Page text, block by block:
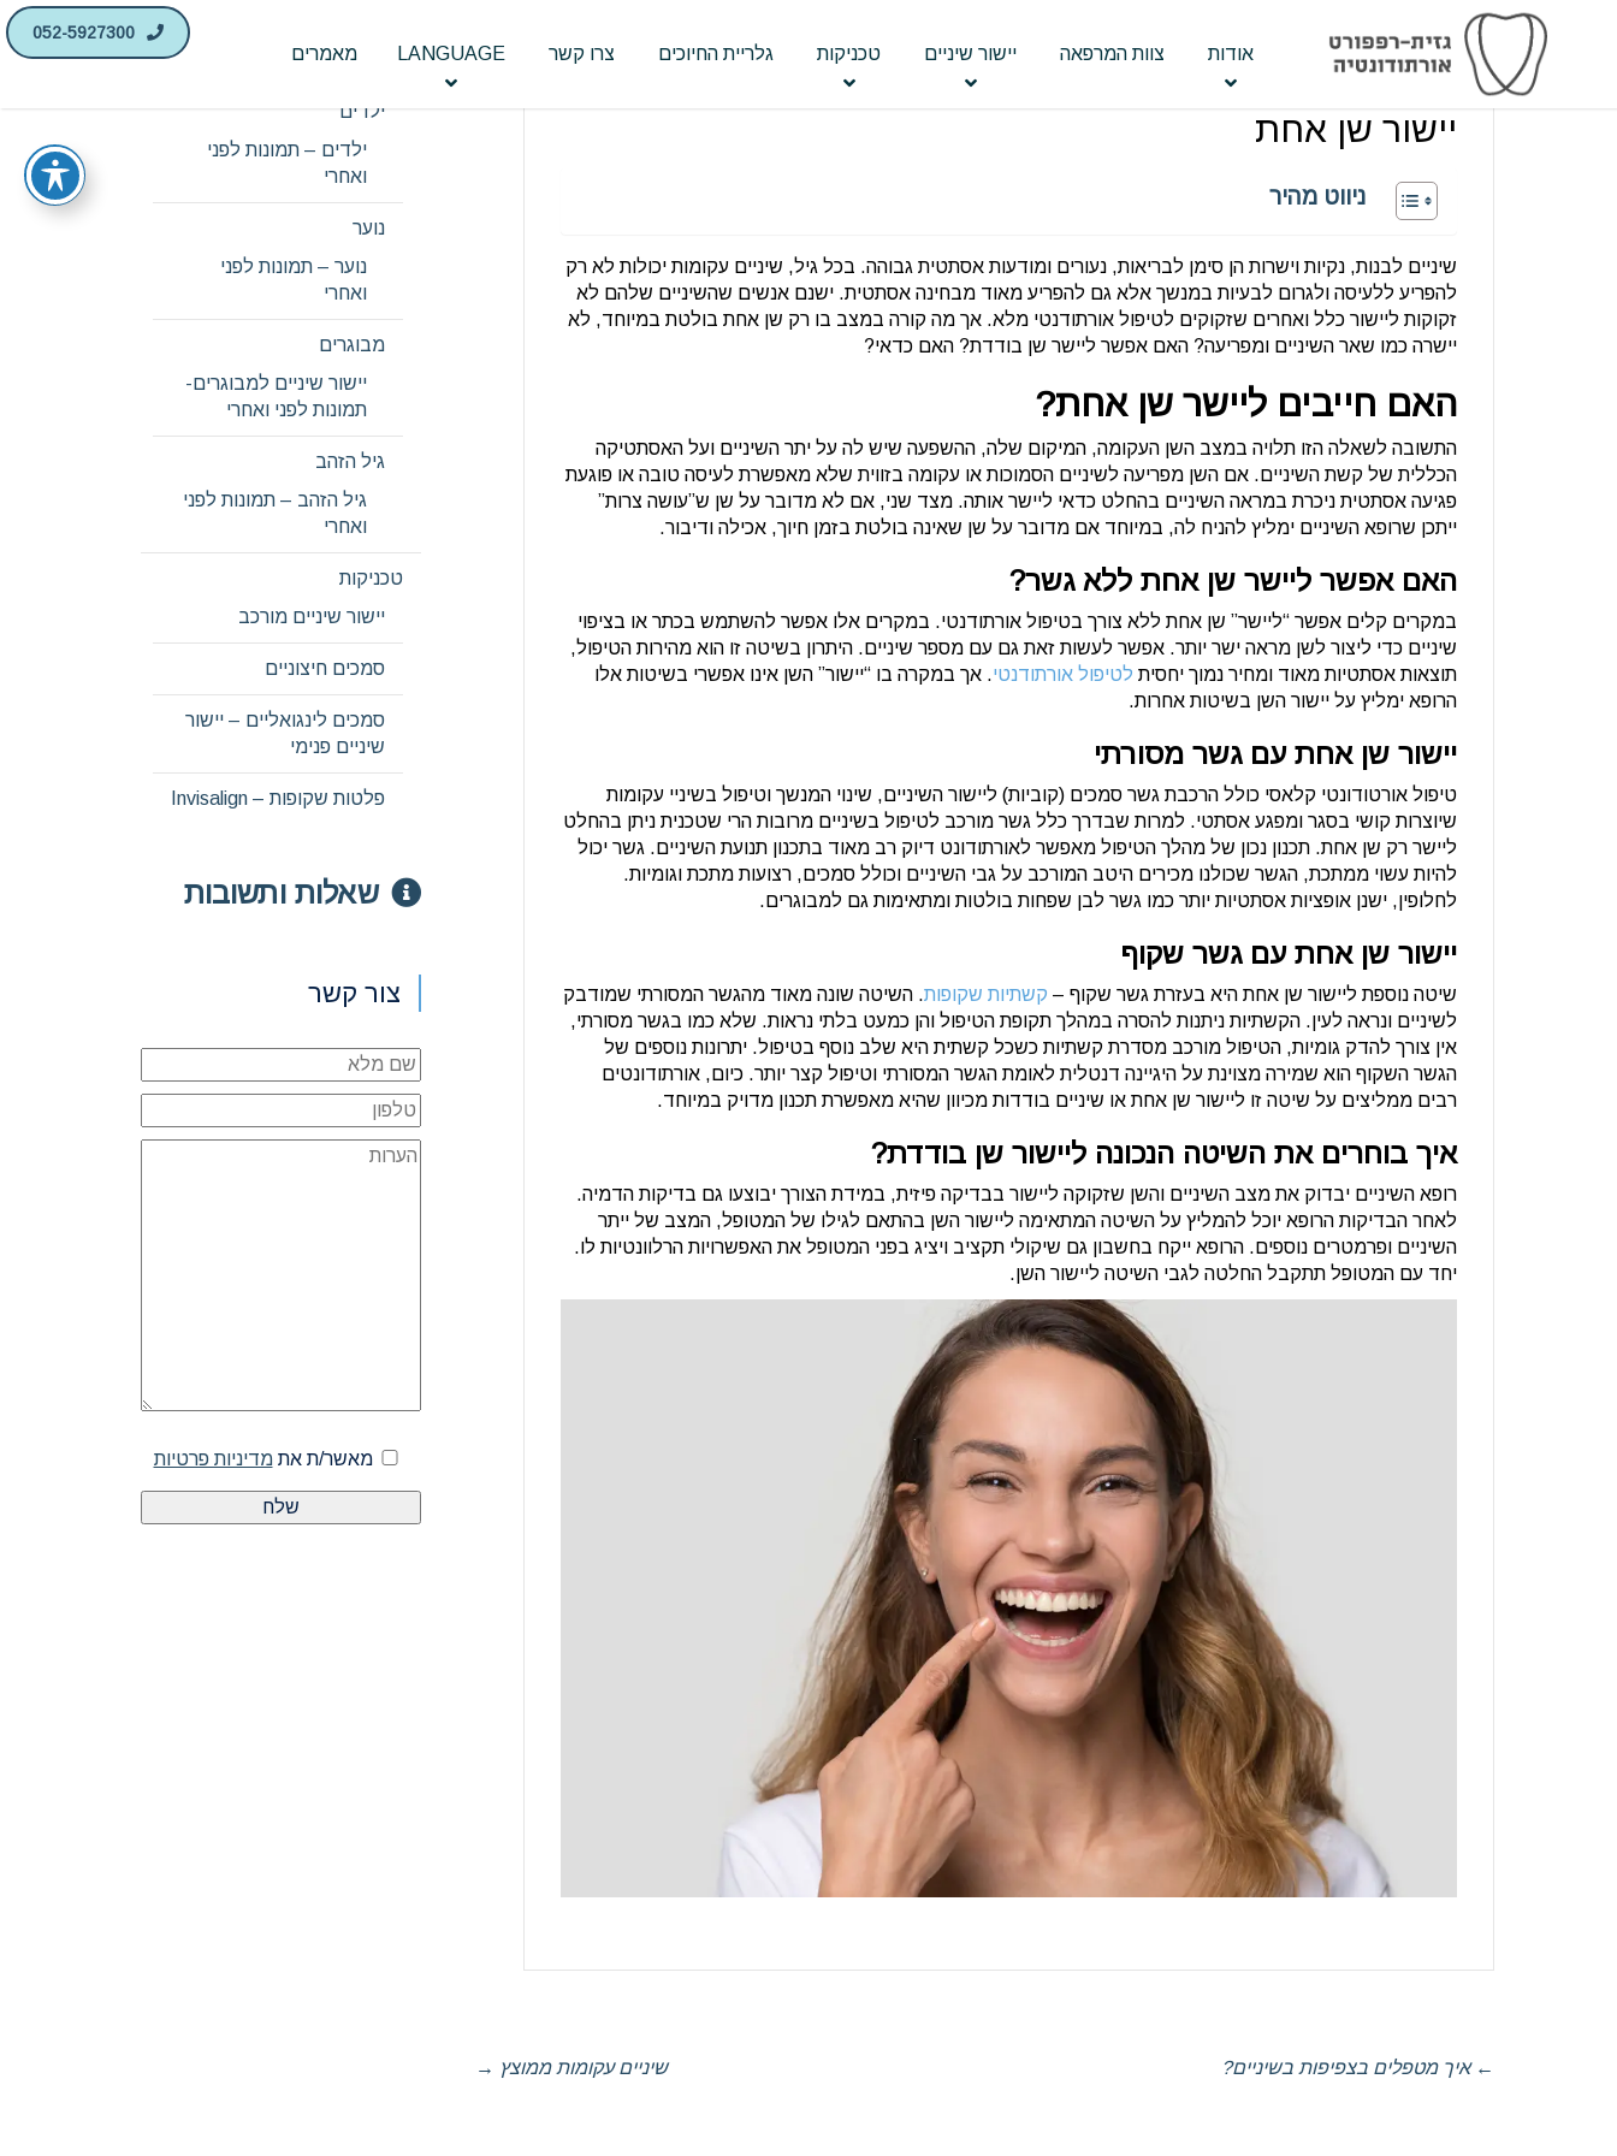
אודות צוות המרפאה יישור שיניים טכניקות גלריית החיוכים צרו קשר LANGUAGE מאמרים
יישור שן אחת
ניווט מהיר
שיניים לבנות, נקיות וישרות הן סימן לבריאות, נעורים ומודעות אסתטית גבוהה. בכל גיל, שיניים עקומות יכולות לא רק
להפריע ללעיסה ולגרום לבעיות במנשך אלא גם להפריע מאוד מבחינה אסתטית. ישנם אנשים שהשיניים שלהם לא
זקוקות ליישור כלל ואחרים שזקוקים לטיפול אורתודנטי מלא. אך מה קורה במצב בו רק שן אחת בולטת במיוחד, לא
יישרה כמו שאר השיניים ומפריעה? האם אפשר ליישר שן בודדת? האם כדאי?
האם חייבים ליישר שן אחת?
התשובה לשאלה הזו תלויה במצב השן העקומה, המיקום שלה, ההשפעה שיש לה על יתר השיניים ועל האסתטיקה
הכללית של קשת השיניים. אם השן מפריעה לשיניים הסמוכות או עקומה בזווית שלא מאפשרת לעיסה טובה או פוגעת
פגיעה אסתטית ניכרת במראה השיניים בהחלט כדאי ליישר אותה. מצד שני, אם לא מדובר על שן ש”עושה צרות”
ייתכן שרופא השיניים ימליץ להניח לה, במיוחד אם מדובר על שן שאינה בולטת בזמן חיוך, אכילה ודיבור.
האם אפשר ליישר שן אחת ללא גשר?
במקרים קלים אפשר “ליישר” שן אחת ללא צורך בטיפול אורתודנטי. במקרים אלו אפשר להשתמש בכתר או בציפוי
שיניים כדי ליצור לשן מראה ישר יותר. אפשר לעשות זאת גם עם מספר שיניים. היתרון בשיטה זו הוא מהירות הטיפול,
תוצאות אסתטיות מאוד ומחיר נמוך יחסית לטיפול אורתודנטי. אך במקרה בו “יישור” השן אינו אפשרי בשיטות אלו
הרופא ימליץ על יישור השן בשיטות אחרות.
יישור שן אחת עם גשר מסורתי
טיפול אורטודונטי קלאסי כולל הרכבת גשר סמכים (קוביות) ליישור השיניים, שינוי המנשך וטיפול בשיניי עקומות
שיוצרות קושי בסגר ומפגע אסתטי. למרות שבדרך כלל גשר מורכב לטיפול בשיניים מרובות הרי שטכנית ניתן בהחלט
ליישר רק שן אחת. תכנון נכון של מהלך הטיפול מאפשר לאורתודונט דיוק רב מאוד בתכנון תנועת השיניים. גשר יכול
להיות עשוי ממתכת, הגשר שכולנו מכירים היטב המורכב על גבי השיניים וכולל סמכים, רצועות מתכת וגומיות.
לחלופין, ישנן אופציות אסתטיות יותר כמו גשר לבן שפחות בולטות ומתאימות גם למבוגרים.
יישור שן אחת עם גשר שקוף
שיטה נוספת ליישור שן אחת היא בעזרת גשר שקוף – קשתיות שקופות. השיטה שונה מאוד מהגשר המסורתי שמודבק
לשיניים ונראה לעין. הקשתיות ניתנות להסרה במהלך תקופת הטיפול והן כמעט בלתי נראות. שלא כמו בגשר מסורתי,
אין צורך להדק גומיות, הטיפול מורכב מסדרת קשתיות כשכל קשתית היא שלב נוסף בטיפול. יתרונות נוספים של
הגשר השקוף הוא שמירה מצוינת על היגיינה דנטלית לאומת הגשר המסורתי וטיפול קצר יותר. כיום, אורתודונטים
רבים ממליצים על שיטה זו ליישור שן אחת או שיניים בודדות מכיוון שהיא מאפשרת תכנון מדויק במיוחד.
איך בוחרים את השיטה הנכונה ליישור שן בודדת?
רופא השיניים יבדוק את מצב השיניים והשן שזקוקה ליישור בבדיקה פיזית, במידת הצורך יבוצעו גם בדיקות הדמיה.
לאחר הבדיקות הרופא יוכל להמליץ על השיטה המתאימה ליישור השן בהתאם לגילו של המטופל, המצב של ייתר
השיניים ופרמטרים נוספים. הרופא ייקח בחשבון גם שיקולי תקציב ויציג בפני המטופל את האפשרויות הרלוונטיות לו.
יחד עם המטופל תתקבל החלטה לגבי השיטה ליישור השן.
← איך מטפלים בצפיפות בשיניים? שיניים עקומות ממוצץ →
ילדים
ילדים – תמונות לפני
ואחרי
נוער
נוער – תמונות לפני
ואחרי
מבוגרים
יישור שיניים למבוגרים-
תמונות לפני ואחרי
גיל הזהב
גיל הזהב – תמונות לפני
ואחרי
טכניקות
יישור שיניים מורכב
סמכים חיצוניים
סמכים לינגואליים – יישור
שיניים פנימי
פלטות שקופות – Invisalign
שאלות ותשובות
צור קשר
מאשר/ת אתמדיניות פרטיות
052-5927300